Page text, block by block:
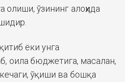
олиши, ўзининг алоҳида
ёки унга
оила бюджетига, масалан,
ўқиши ва бошқа